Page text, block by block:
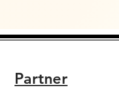
Partner